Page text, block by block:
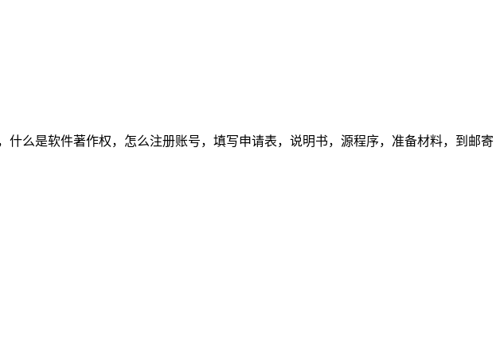
么是软件著作权，怎么注册账号，填写申请表，说明书，源程序，准备材料，到邮寄